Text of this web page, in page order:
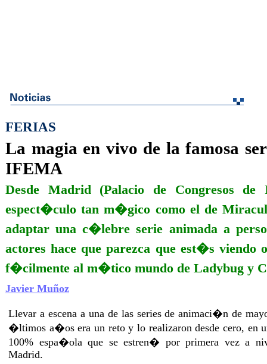
FERIAS
La magia en vivo de la famosa
IFEMA
Desde Madrid (Palacio de Congresos
espect�culo tan m�gico como el de
adaptar una c�lebre serie animada a
actores hace que parezca que est�s
f�cilmente al m�tico mundo de Ladybug y
Javier Muñoz
Llevar a escena a una de las series de animaci�n de
�ltimos a�os era un reto y lo realizaron desde cero, en
100% espa�ola que se estren� por primera vez a
Madrid.